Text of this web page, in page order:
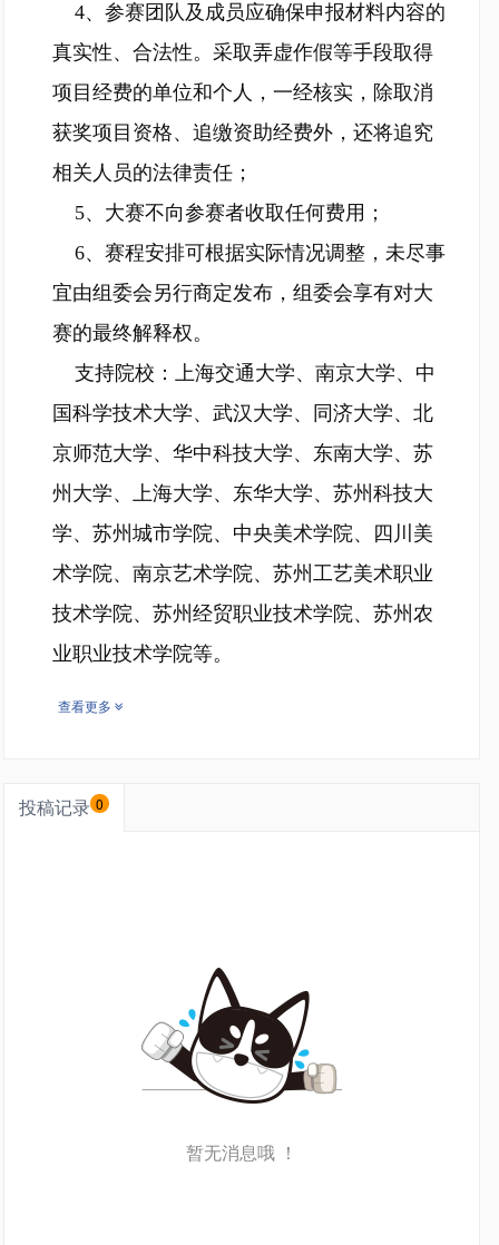
4、参赛团队及成员应确保申报材料内容的
真实性、合法性。采取弄虚作假等手段取得
项目经费的单位和个人，一经核实，除取消
获奖项目资格、追缴资助经费外，还将追究
相关人员的法律责任；
5、大赛不向参赛者收取任何费用；
6、赛程安排可根据实际情况调整，未尽事
宜由组委会另行商定发布，组委会享有对大
赛的最终解释权。
支持院校：上海交通大学、南京大学、中
国科学技术大学、武汉大学、同济大学、北
京师范大学、华中科技大学、东南大学、苏
州大学、上海大学、东华大学、苏州科技大
学、苏州城市学院、中央美术学院、四川美
术学院、南京艺术学院、苏州工艺美术职业
技术学院、苏州经贸职业技术学院、苏州农
业职业技术学院等。
查看更多
投稿记录 0
暂无消息哦 ！